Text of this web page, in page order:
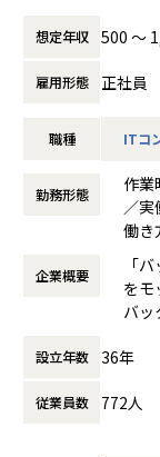
は】
SaaS型ERPパッ
ップレベル。
日本でも年々アカ
何かしらののERP
GRANDIT、
ル）、Microsoft
ILEなど
任される仕事に対
ッシュアップされ
均週
きま
特に最新の製品に
なる知見を蓄積し
＜製品例＞
・SaaS系：
・データマネジ
※製品経験者優遇
※製品未経験の方
格などを取得いた
※プライム案件で
ん。
想定年収 500 〜
雇用形態 正社員
職種 ITコ
勤務形態
作業
／実
働き
時な
時
休
企業概要
「
をモ
バッ
企業
設立年数 36年
従業員数 772人